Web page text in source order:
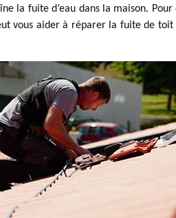
la fuite d’eau dans la maison. Pour
vous aider à réparer la fuite de toit